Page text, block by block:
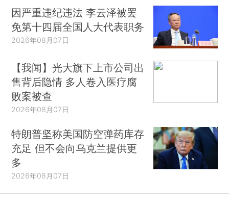
因严重违纪违法 李云泽被罢
免第十四届全国人大代表职务
2026年08月07日
【我闻】光大旗下上市公司出
售背后隐情 多人卷入医疗腐
败案被查
2026年08月07日
特朗普坚称美国防空弹药库存
充足 但不会向乌克兰提供更
多
2026年08月07日